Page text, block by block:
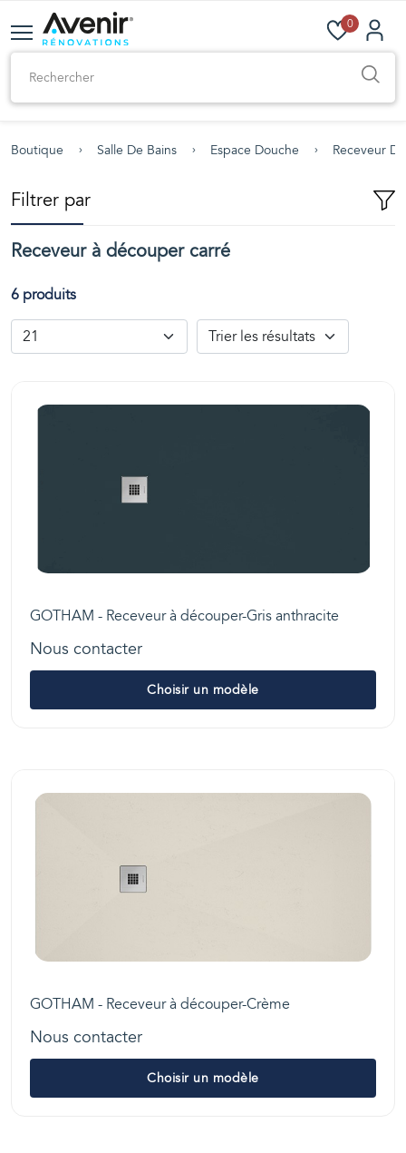
0
Boutique Salle De Bains Espace Douche Receveur
Filtrer par
Receveur à découper carré
6 produits
GOTHAM - Receveur à découper-Gris anthracite
Nous contacter
Choisir un modèle
GOTHAM - Receveur à découper-Crème
Nous contacter
Choisir un modèle